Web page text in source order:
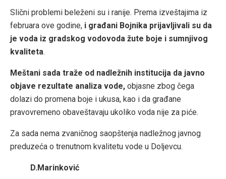
Slični problemi beleženi su i ranije. Prema izveštajima iz
februara ove godine, i građani Bojnika prijavljivali su da
je voda iz gradskog vodovoda žute boje i sumnjivog
kvaliteta.
Meštani sada traže od nadležnih institucija da javno
objave rezultate analiza vode, objasne zbog čega
dolazi do promena boje i ukusa, kao i da građane
pravovremeno obaveštavaju ukoliko voda nije za piće.
Za sada nema zvaničnog saopštenja nadležnog javnog
preduzeća o trenutnom kvalitetu vode u Doljevcu.
D.Marinković